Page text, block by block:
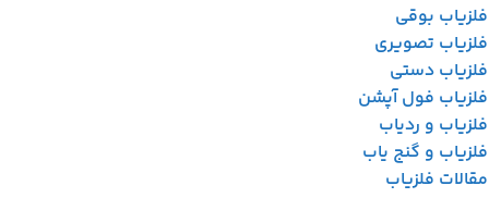
فلزیاب بوقی
فلزیاب تصویری
فلزیاب دستی
فلزیاب فول آپشن
فلزیاب و ردیاب
فلزیاب و گنج یاب
مقالات فلزیاب